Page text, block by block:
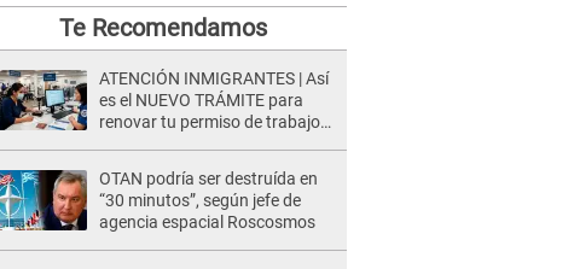
Te Recomendamos
ATENCIÓN INMIGRANTES | Así
es el NUEVO TRÁMITE para
renovar tu permiso de trabajo
OTAN podría ser destruída en
“30 minutos”, según jefe de
agencia espacial Roscosmos